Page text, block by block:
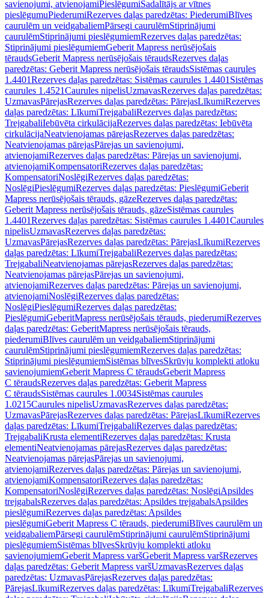
savienojumi, atvienojamiPieslēgumiSadalītājs ar vītnes
pieslēgumuPiederumiRezerves daļas paredzētas: PiederumiBlīves
caurulēm un veidgabaliemPārsegi caurulēmStiprinājumi
caurulēmStiprinājumi pieslēgumiemRezerves daļas paredzētas:
Stiprinājumi pieslēgumiemGeberit Mapress nerūsējošais
tēraudsGeberit Mapress nerūsējošais tēraudsRezerves daļas
paredzētas: Geberit Mapress nerūsējošais tēraudsSistēmas caurules
1.4401Rezerves daļas paredzētas: Sistēmas caurules 1.4401 Sistēmas
caurules 1.4521Caurules nipelisUzmavasRezerves daļas paredzētas:
UzmavasPārejasRezerves daļas paredzētas: PārejasLīkumiRezerves
daļas paredzētas: LīkumiTrejgabaliRezerves daļas paredzētas:
TrejgabaliIebūvēta cirkulācijaRezerves daļas paredzētas: Iebūvēta
cirkulācijaNeatvienojamas pārejasRezerves daļas paredzētas:
Neatvienojamas pārejasPārejas un savienojumi,
atvienojamiRezerves daļas paredzētas: Pārejas un savienojumi,
atvienojamiKompensatoriRezerves daļas paredzētas:
KompensatoriNoslēgiRezerves daļas paredzētas:
NoslēgiPieslēgumiRezerves daļas paredzētas: PieslēgumiGeberit
Mapress nerūsējošais tērauds, gāzeRezerves daļas paredzētas:
Geberit Mapress nerūsējošais tērauds, gāzeSistēmas caurules
1.4401Rezerves daļas paredzētas: Sistēmas caurules 1.4401Caurules
nipelisUzmavasRezerves daļas paredzētas:
UzmavasPārejasRezerves daļas paredzētas: PārejasLīkumiRezerves
daļas paredzētas: LīkumiTrejgabaliRezerves daļas paredzētas:
TrejgabaliNeatvienojamas pārejasRezerves daļas paredzētas:
Neatvienojamas pārejasPārejas un savienojumi,
atvienojamiRezerves daļas paredzētas: Pārejas un savienojumi,
atvienojamiNoslēgiRezerves daļas paredzētas:
NoslēgiPieslēgumiRezerves daļas paredzētas:
PieslēgumiGeberitMapress nerūsējošais tērauds, piederumiRezerves
daļas paredzētas: GeberitMapress nerūsējošais tērauds,
piederumiBlīves caurulēm un veidgabaliemStiprinājumi
caurulēmStiprinājumi pieslēgumiemRezerves daļas paredzētas:
Stiprinājumi pieslēgumiemSistēmas blīvesSkrūvju komplekti atloku
savienojumiemGeberit Mapress C tēraudsGeberit Mapress
C tēraudsRezerves daļas paredzētas: Geberit Mapress
C tēraudsSistēmas caurules 1.0034Sistēmas caurules
1.0215Caurules nipelisUzmavasRezerves daļas paredzētas:
UzmavasPārejasRezerves daļas paredzētas: PārejasLīkumiRezerves
daļas paredzētas: LīkumiTrejgabaliRezerves daļas paredzētas:
TrejgabaliKrusta elementiRezerves daļas paredzētas: Krusta
elementiNeatvienojamas pārejasRezerves daļas paredzētas:
Neatvienojamas pārejasPārejas un savienojumi,
atvienojamiRezerves daļas paredzētas: Pārejas un savienojumi,
atvienojamiKompensatoriRezerves daļas paredzētas:
KompensatoriNoslēgiRezerves daļas paredzētas: NoslēgiApsildes
trejgabalsRezerves daļas paredzētas: Apsildes trejgabalsApsildes
pieslēgumiRezerves daļas paredzētas: Apsildes
pieslēgumiGeberit Mapress C tērauds, piederumiBlīves caurulēm un
veidgabaliemPārsegi caurulēmStiprinājumi caurulēmStiprinājumi
pieslēgumiemSistēmas blīvesSkrūvju komplekti atloku
savienojumiemGeberit Mapress varšGeberit Mapress varšRezerves
daļas paredzētas: Geberit Mapress varšUzmavasRezerves daļas
paredzētas: UzmavasPārejasRezerves daļas paredzētas:
PārejasLīkumiRezerves daļas paredzētas: LīkumiTrejgabaliRezerves